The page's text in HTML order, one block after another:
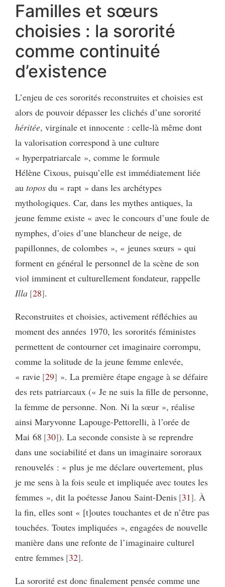
Familles et sœurs
choisies : la sororité
comme continuité
d’existence
L’enjeu de ces sororités reconstruites et choisies est
alors de pouvoir dépasser les clichés d’une sororité
héritée, virginale et innocente : celle-là même dont
la valorisation correspond à une culture
« hyperpatriarcale », comme le formule
Hélène Cixous, puisqu’elle est immédiatement liée
au topos du « rapt » dans les archétypes
mythologiques. Car, dans les mythes antiques, la
jeune femme existe « avec le concours d’une foule de
nymphes, d’oies d’une blancheur de neige, de
papillonnes, de colombes », « jeunes sœurs » qui
forment en général le personnel de la scène de son
viol imminent et culturellement fondateur, rappelle
Illa 28 .
Reconstruites et choisies, activement réfléchies au
moment des années 1970, les sororités féministes
permettent de contourner cet imaginaire corrompu,
comme la solitude de la jeune femme enlevée,
« ravie 29 ». La première étape engage à se défaire
des rets patriarcaux (« Je ne suis la fille de personne,
la femme de personne. Non. Ni la sœur », réalise
ainsi Maryvonne Lapouge-Pettorelli, à l’orée de
Mai 68 30 ). La seconde consiste à se reprendre
dans une sociabilité et dans un imaginaire sororaux
renouvelés : « plus je me déclare ouvertement, plus
je me sens à la fois seule et impliquée avec toutes les
femmes », dit la poétesse Janou Saint-Denis 31 . À
la fin, elles sont « [t]outes touchantes et de n’être pas
touchées. Toutes impliquées », engagées de nouvelle
manière dans une refonte de l’imaginaire culturel
entre femmes 32 .
La sororité est donc finalement pensée comme une